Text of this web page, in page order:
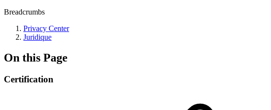
Breadcrumbs
Privacy Center
Juridique
On this Page
Certification